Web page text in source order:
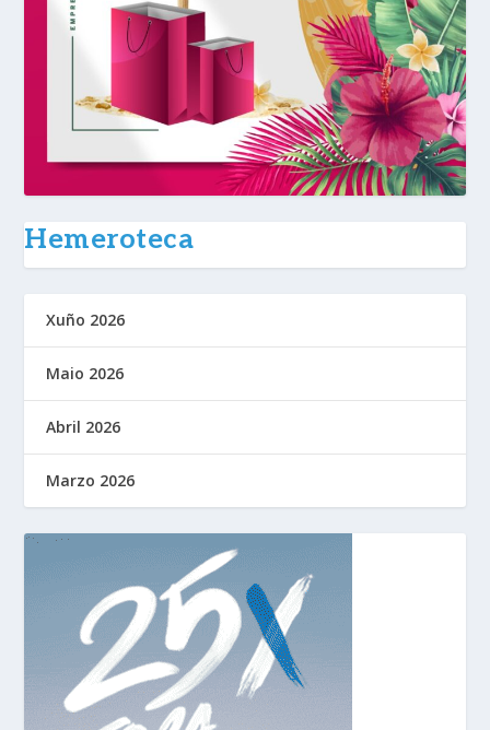
Hemeroteca
Xuño 2026
Maio 2026
Abril 2026
Marzo 2026